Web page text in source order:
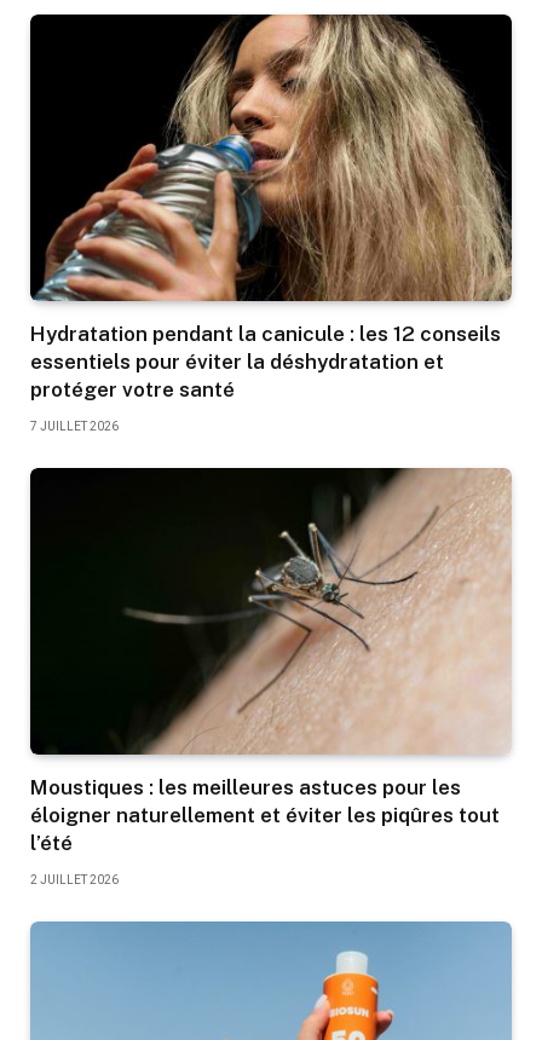
Hydratation pendant la canicule : les 12 conseils
essentiels pour éviter la déshydratation et
protéger votre santé
7 JUILLET 2026
Moustiques : les meilleures astuces pour les
éloigner naturellement et éviter les piqûres tout
l’été
2 JUILLET 2026